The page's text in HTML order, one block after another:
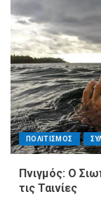
ΠΟΛΙΤΙΣΜΟΣ
Πνιγμός: Ο
τις Ταινίες